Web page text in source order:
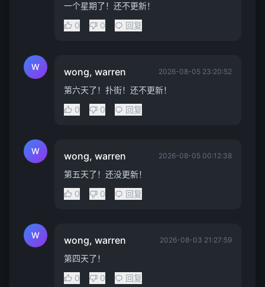
一个星期了！还不更新！
0
0 回复
W wong, warren 2026-08-05 23:20:52
第六天了！扑街！还不更新！
0
0 回复
W wong, warren 2026-08-05 00:12:38
第五天了！还没更新！
0
0 回复
W wong, warren 2026-08-03 21:27:59
第四天了！
0
0 回复